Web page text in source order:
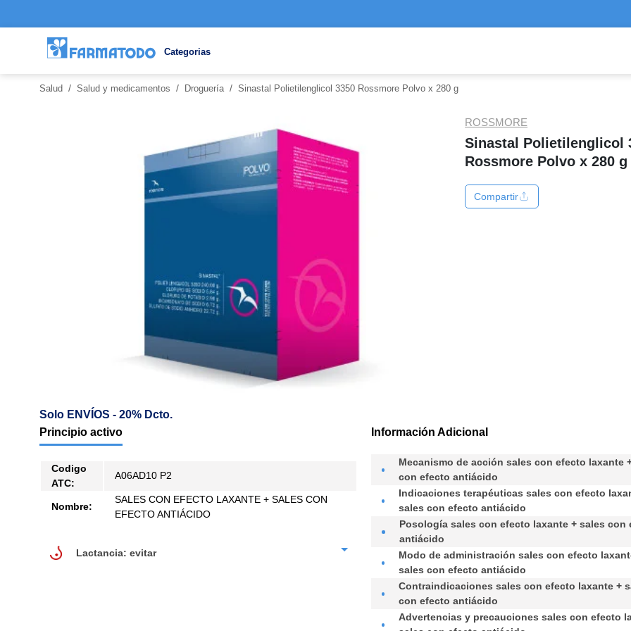
Categorias
Salud / Salud y medicamentos / Droguería / Sinastal Polietilenglicol 3350 Rossmore Polvo x 280 g
Solo ENVÍOS - 20% Dcto.
ROSSMORE
Sinastal Polietilenglicol
Rossmore Polvo x 280 g
Compartir
Principio activo
Codigo
ATC:
A06AD10 P2
Nombre:
SALES CON EFECTO LAXANTE + SALES CON
EFECTO ANTIÁCIDO
lactancia: evitar
Información Adicional
mecanismo de acción sales con efecto laxante
con efecto antiácido
retiene agua en el intestino por ósmosis estimulando el
neutraliza la secreción ácida del estómago.
indicaciones terapéuticas sales con efecto
sales con efecto antiácido
Alivio y tratamiento, en adultos, de síntomas relacionados
trastornos digestivos como: estreñimiento crónico o
de estómago, digestiones pesadas,
trastornos digestivos debidos a excesos de bebidas
alimentos.
posología sales con efecto laxante + sales con
antiácido
Adultos: dosis recomendada: 1 ó 2 cucharaditas en
las principales comidas.
modo de administración sales con efecto
sales con efecto antiácido
contraindicacionessales con efecto laxante +
con efecto antiácido
Hipersensibilidad a los principios activos. Desequilibrio
advertencias y precauciones sales con efecto